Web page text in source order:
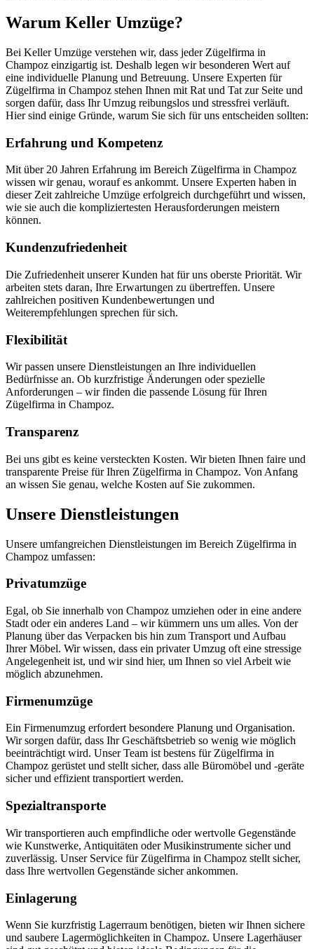
Warum Keller Umzüge?
Bei Keller Umzüge verstehen wir, dass jeder Zügelfirma in
Champoz einzigartig ist. Deshalb legen wir besonderen Wert auf
eine individuelle Planung und Betreuung. Unsere Experten für
Zügelfirma in Champoz stehen Ihnen mit Rat und Tat zur Seite und
sorgen dafür, dass Ihr Umzug reibungslos und stressfrei verläuft.
Hier sind einige Gründe, warum Sie sich für uns entscheiden sollten:
Erfahrung und Kompetenz
Mit über 20 Jahren Erfahrung im Bereich Zügelfirma in Champoz
wissen wir genau, worauf es ankommt. Unsere Experten haben in
dieser Zeit zahlreiche Umzüge erfolgreich durchgeführt und wissen,
wie sie auch die kompliziertesten Herausforderungen meistern
können.
Kundenzufriedenheit
Die Zufriedenheit unserer Kunden hat für uns oberste Priorität. Wir
arbeiten stets daran, Ihre Erwartungen zu übertreffen. Unsere
zahlreichen positiven Kundenbewertungen und
Weiterempfehlungen sprechen für sich.
Flexibilität
Wir passen unsere Dienstleistungen an Ihre individuellen
Bedürfnisse an. Ob kurzfristige Änderungen oder spezielle
Anforderungen – wir finden die passende Lösung für Ihren
Zügelfirma in Champoz.
Transparenz
Bei uns gibt es keine versteckten Kosten. Wir bieten Ihnen faire und
transparente Preise für Ihren Zügelfirma in Champoz. Von Anfang
an wissen Sie genau, welche Kosten auf Sie zukommen.
Unsere Dienstleistungen
Unsere umfangreichen Dienstleistungen im Bereich Zügelfirma in
Champoz umfassen:
Privatumzüge
Egal, ob Sie innerhalb von Champoz umziehen oder in eine andere
Stadt oder ein anderes Land – wir kümmern uns um alles. Von der
Planung über das Verpacken bis hin zum Transport und Aufbau
Ihrer Möbel. Wir wissen, dass ein privater Umzug oft eine stressige
Angelegenheit ist, und wir sind hier, um Ihnen so viel Arbeit wie
möglich abzunehmen.
Firmenumzüge
Ein Firmenumzug erfordert besondere Planung und Organisation.
Wir sorgen dafür, dass Ihr Geschäftsbetrieb so wenig wie möglich
beeinträchtigt wird. Unser Team ist bestens für Zügelfirma in
Champoz gerüstet und stellt sicher, dass alle Büromöbel und -geräte
sicher und effizient transportiert werden.
Spezialtransporte
Wir transportieren auch empfindliche oder wertvolle Gegenstände
wie Kunstwerke, Antiquitäten oder Musikinstrumente sicher und
zuverlässig. Unser Service für Zügelfirma in Champoz stellt sicher,
dass Ihre wertvollen Gegenstände sicher ankommen.
Einlagerung
Wenn Sie kurzfristig Lagerraum benötigen, bieten wir Ihnen sichere
und saubere Lagermöglichkeiten in Champoz. Unsere Lagerhäuser